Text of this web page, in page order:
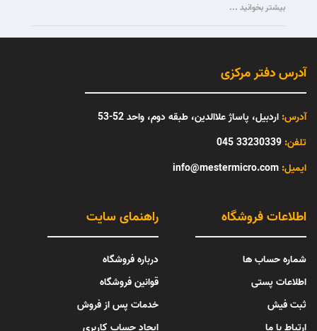
بیشتر بخوانید ...
آدرس دفتر مرکزی
آدرس: اردبیل، پاساژ علاالدین، طبقه دوم، واحد 52-53
تلفن: 33230339 045
info@mestermicro.com :ایمیل
راهنمای سایت
درباره فروشگاه
قوانین فروشگاه
خدمات پس از فروش
اطلاعات فروشگاه
شماره حساب ها
اطلاعات پستی
ثبت فیش